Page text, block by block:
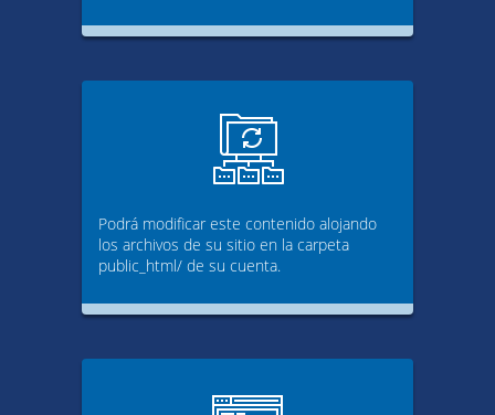
Podrá modificar este contenido alojando
los archivos de su sitio en la carpeta
public_html/ de su cuenta.